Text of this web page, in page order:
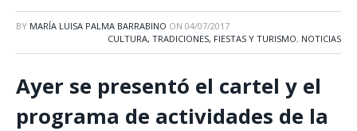
BY MARÍA LUISA PALMA BARRABINO ON 04/07/2017
CULTURA, TRADICIONES, FIESTAS Y TURISMO, NOTICIAS
Ayer se presentó el cartel y el
programa de actividades de la